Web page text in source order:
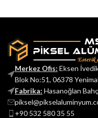
Merkez Ofis: Eksen
Blok No:51, 06378
Fabrika: Hasanoğlan
+90 532 580 35 55